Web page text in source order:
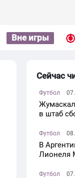
Вне игры
Сейчас
Футбол
в штаб
Футбол
В
Лионеля
Футбол